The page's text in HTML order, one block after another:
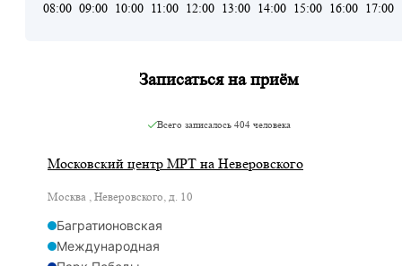
08:00 09:00 10:00 11:00 12:00 13:00 14:00 15:00 16:00 17:00
Записаться на приём
Всего записалось404 человека
Московский центр МРТ на Неверовского
Москва , Неверовского, д. 10
Багратионовская
Международная